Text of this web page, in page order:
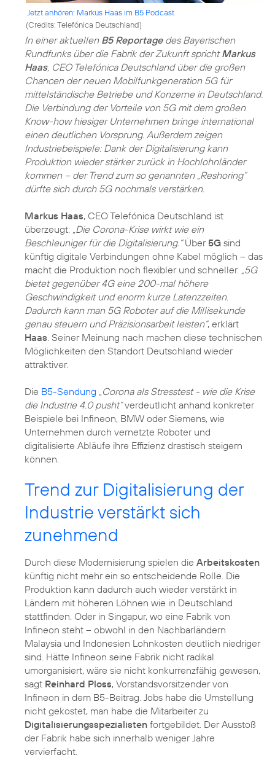
Jetzt anhören: Markus Haas im B5 Podcast
(Credits: Telefónica Deutschland)
In einer aktuellen B5 Reportagedes Bayerischen
Rundfunks über die Fabrik der Zukunft sprichtMarkus
Haas, CEO Telefónica Deutschland über die großen
Chancen der neuen Mobilfunkgeneration 5G für
mittelständische Betriebe und Konzerne in Deutschland.
Die Verbindung der Vorteile von 5G mit dem großen
Know-how hiesiger Unternehmen bringe international
einen deutlichen Vorsprung. Außerdem zeigen
Industriebeispiele: Dank der Digitalisierung kann
Produktion wieder stärker zurück in Hochlohnländer
kommen – der Trend zum so genannten „Reshoring“
dürfte sich durch 5G nochmals verstärken.
Markus Haas, CEO Telefónica Deutschland ist
überzeugt: „Die Corona-Krise wirkt wie ein
Beschleuniger für die Digitalisierung.“Über5G sind
künftig digitale Verbindungen ohne Kabel möglich – das
macht die Produktion noch flexibler und schneller. „5G
bietet gegenüber 4G eine 200-mal höhere
Geschwindigkeit und enorm kurze Latenzzeiten.
Dadurch kann man 5G Roboter auf die Millisekunde
genau steuern und Präzisionsarbeit leisten“, erklärt
Haas . Seiner Meinung nach machen diese technischen
Möglichkeiten den Standort Deutschland wieder
attraktiver.
Die B5-Sendung „Corona als Stresstest - wie die Krise
die Industrie 4.0 pusht“verdeutlicht anhand konkreter
Beispiele bei Infineon, BMW oder Siemens, wie
Unternehmen durch vernetzte Roboter und
digitalisierte Abläufe ihre Effizienz drastisch steigern
Trend zur Digitalisierung der
Industrie verstärkt sich
zunehmend
Durch diese Modernisierung spielen die Arbeitskosten
künftig nicht mehr ein so entscheidende Rolle. Die
Produktion kann dadurch auch wieder verstärkt in
Ländern mit höheren Löhnen wie in Deutschland
stattfinden. Oder in Singapur, wo eine Fabrik von
Infineon steht – obwohl in den Nachbarländern
Malaysia und Indonesien Lohnkosten deutlich niedriger
sind. Hätte Infineon seine Fabrik nicht radikal
umorganisiert, wäre sie nicht konkurrenzfähig gewesen,
sagt Reinhard Ploss, Vorstandsvorsitzender von
Infineon in dem B5-Beitrag. Jobs habe die Umstellung
nicht gekostet, man habe die Mitarbeiter zu
Digitalisierungsspezialisten fortgebildet. Der Ausstoß
der Fabrik habe sich innerhalb weniger Jahre
vervierfacht.